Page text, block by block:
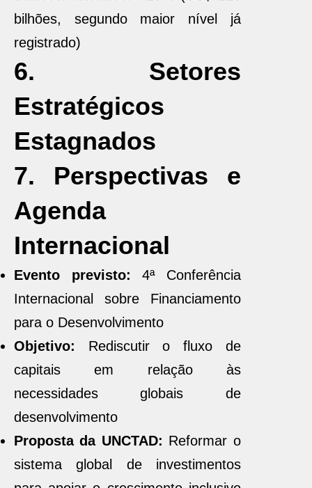
bilhões, segundo maior nível já
registrado)
6. Setores
Estratégicos
Estagnados
7. Perspectivas e
Agenda
Internacional
Evento previsto: 4ª Conferência
Internacional sobre Financiamento
para o Desenvolvimento
Objetivo: Rediscutir o fluxo de
capitais em relação às
necessidades globais de
desenvolvimento
Proposta da UNCTAD: Reformar o
sistema global de investimentos